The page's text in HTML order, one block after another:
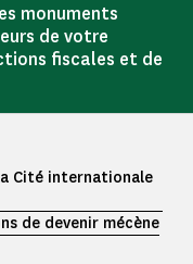
monuments
de votre
fiscales et de
Cité internationale
de devenir mécène